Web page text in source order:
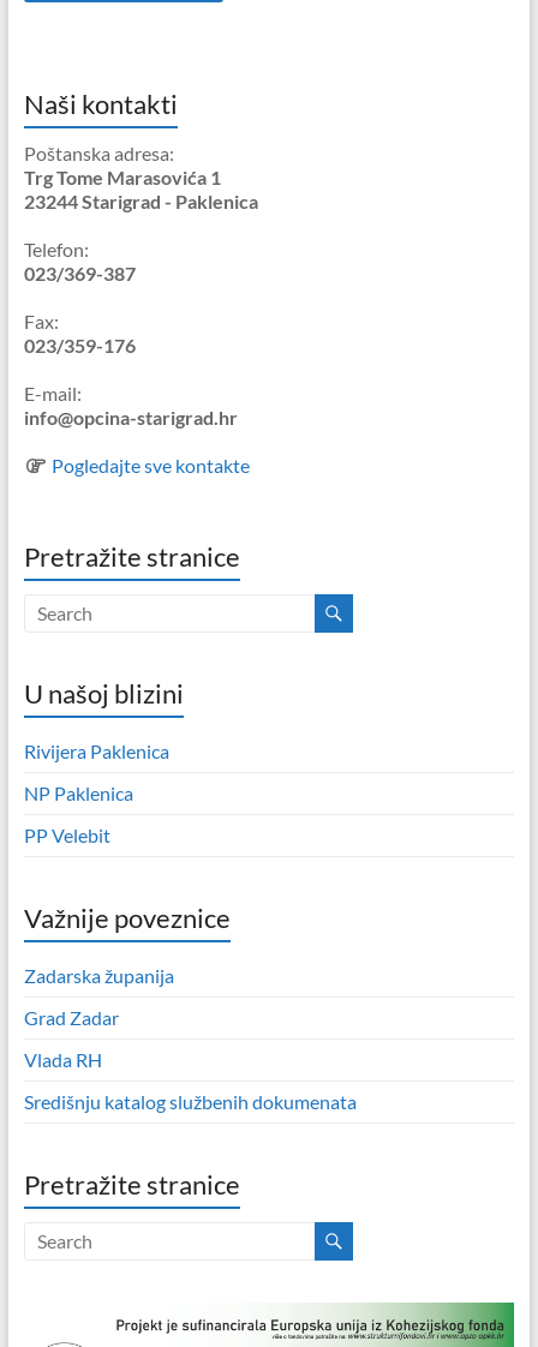
Naši kontakti
Poštanska adresa:
Trg Tome Marasovića 1
23244 Starigrad - Paklenica
Telefon:
023/369-387
Fax:
023/359-176
E-mail:
info@opcina-starigrad.hr
Pogledajte sve kontakte
Pretražite stranice
U našoj blizini
Rivijera Paklenica
NP Paklenica
PP Velebit
Važnije poveznice
Zadarska županija
Grad Zadar
Vlada RH
Središnju katalog službenih dokumenata
Pretražite stranice